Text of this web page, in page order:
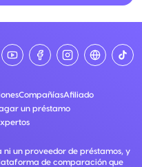
CompañíasAfiliado
un préstamo
un proveedor de préstamos, y
de comparación que